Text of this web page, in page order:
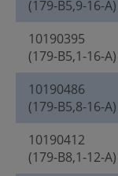
(179-B5,9-16-A)
10190395
(179-B5,1-16-A)
10190486
(179-B5,8-16-A)
10190412
(179-B8,1-12-A)